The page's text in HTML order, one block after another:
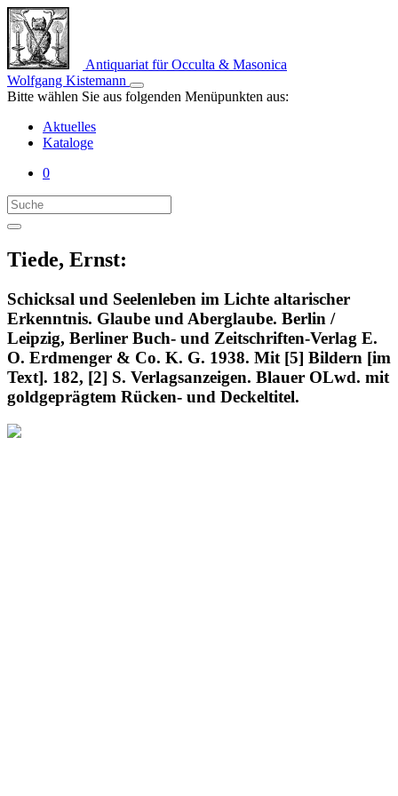
Antiquariat für Occulta & Masonica
Wolfgang Kistemann
Bitte wählen Sie aus folgenden Menüpunkten aus:
Aktuelles
Kataloge
0
Tiede, Ernst:
Schicksal und Seelenleben im Lichte altarischer
Erkenntnis. Glaube und Aberglaube. Berlin /
Leipzig, Berliner Buch- und Zeitschriften-Verlag E.
O. Erdmenger & Co. K. G. 1938. Mit [5] Bildern [im
Text]. 182, [2] S. Verlagsanzeigen. Blauer OLwd. mit
goldgeprägtem Rücken- und Deckeltitel.